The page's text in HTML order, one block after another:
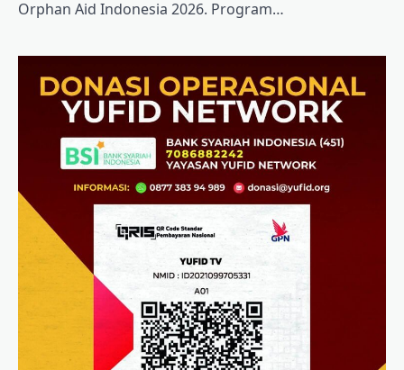
Orphan Aid Indonesia 2026. Program…